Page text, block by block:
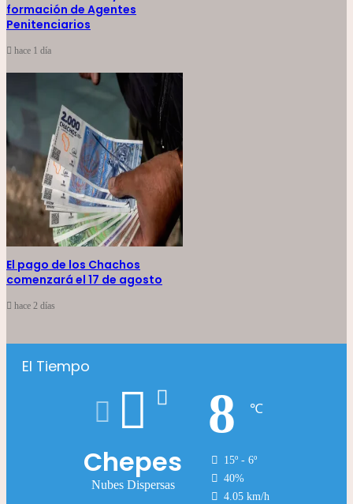
formación de Agentes
Penitenciarios
hace 1 día
El pago de los Chachos
comenzará el 17 de agosto
hace 2 días
El Tiempo
Chepes
Nubes Dispersas
8 ℃
15º - 6º
40%
4.05 km/h